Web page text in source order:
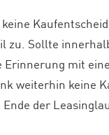
keine
zu. Sollte
mit
weiterhin keine
der